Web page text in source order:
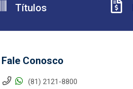
Títulos
Fale Conosco
(81) 2121-8800